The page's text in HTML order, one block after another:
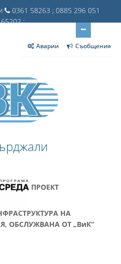
0361 58263 ; 0885 296 051
;
Аварии Съобщения
ПРОЕКТ
НА
ОБСЛУЖВАНА ОТ „ВиК“